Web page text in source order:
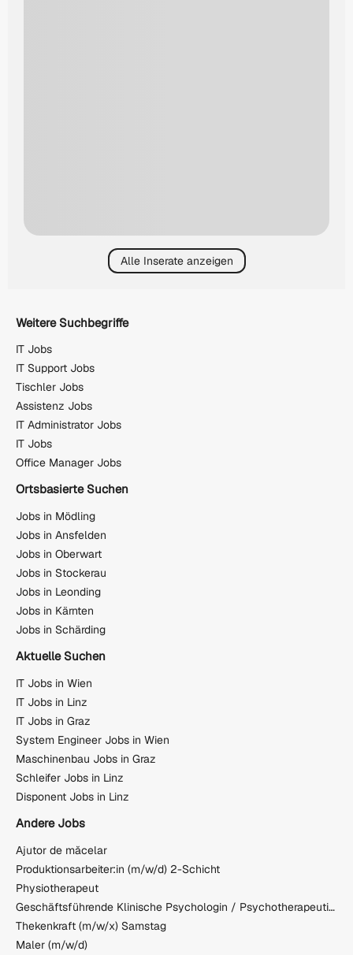
Alle Inserate anzeigen
Weitere Suchbegriffe
IT Jobs
IT Support Jobs
Tischler Jobs
Assistenz Jobs
IT Administrator Jobs
IT Jobs
Office Manager Jobs
Ortsbasierte Suchen
Jobs in Mödling
Jobs in Ansfelden
Jobs in Oberwart
Jobs in Stockerau
Jobs in Leonding
Jobs in Kärnten
Jobs in Schärding
Aktuelle Suchen
IT Jobs in Wien
IT Jobs in Linz
IT Jobs in Graz
System Engineer Jobs in Wien
Maschinenbau Jobs in Graz
Schleifer Jobs in Linz
Disponent Jobs in Linz
Andere Jobs
Ajutor de măcelar
Produktionsarbeiter:in (m/w/d) 2-Schicht
Physiotherapeut
Geschäftsführende Klinische Psychologin / Psychotherapeutin oder Geschäftsführender Klinischer Psychologe / Psychotherapeut
Thekenkraft (m/w/x) Samstag
Maler (m/w/d)